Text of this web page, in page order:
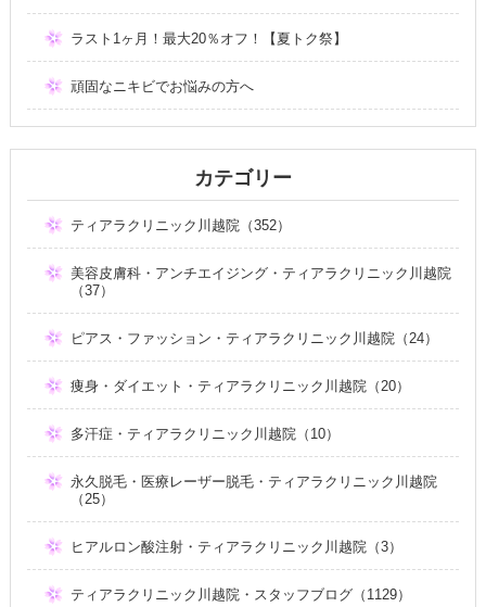
ラスト1ヶ月！最大20％オフ！【夏トク祭】
頑固なニキビでお悩みの方へ
カテゴリー
ティアラクリニック川越院（352）
美容皮膚科・アンチエイジング・ティアラクリニック川越院
（37）
ピアス・ファッション・ティアラクリニック川越院（24）
痩身・ダイエット・ティアラクリニック川越院（20）
多汗症・ティアラクリニック川越院（10）
永久脱毛・医療レーザー脱毛・ティアラクリニック川越院
（25）
ヒアルロン酸注射・ティアラクリニック川越院（3）
ティアラクリニック川越院・スタッフブログ（1129）